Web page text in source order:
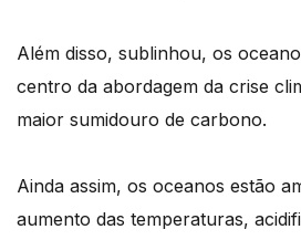
Além disso, sublinhou, os
centro da abordagem da crise
maior sumidouro de carbono.
Ainda assim, os oceanos estão
aumento das temperaturas,